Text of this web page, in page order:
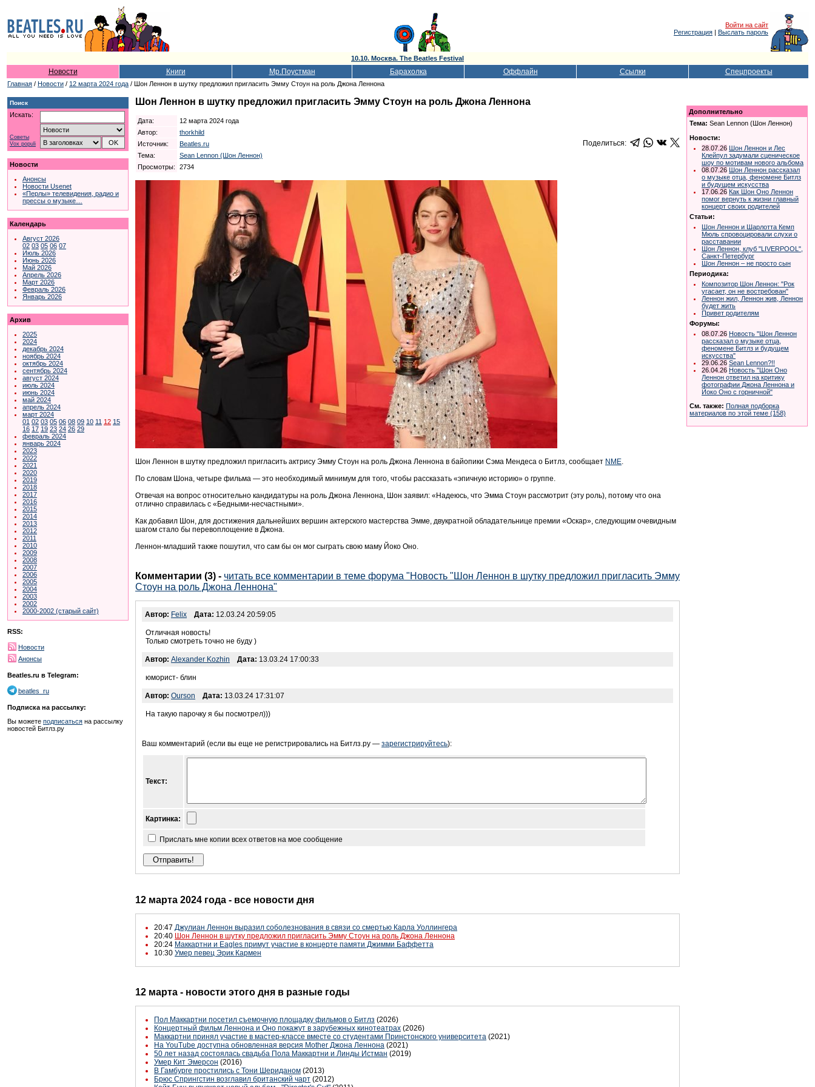
Войти на сайт
Регистрация | Выслать пароль
10.10. Москва. The Beatles Festival
Новости Книги Мр.Поустман Барахолка Оффлайн Ссылки Спецпроекты
Главная / Новости / 12 марта 2024 года / Шон Леннон в шутку предложил пригласить Эмму Стоун на роль Джона Леннона
Поиск
Искать:
Советы
Vox populi
Новости
Анонсы
Новости Usenet
«Перлы» телевидения, радио и
прессы о музыке…
Календарь
Август 2026
02 03 05 06 07
Июль 2026
Июнь 2026
Май 2026
Апрель 2026
Март 2026
Февраль 2026
Январь 2026
Архив
2025
2024
декабрь 2024
ноябрь 2024
октябрь 2024
сентябрь 2024
август 2024
июль 2024
июнь 2024
май 2024
апрель 2024
март 2024
01 02 03 05 06 08 09 10 11 12 15
16 17 19 23 24 26 29
февраль 2024
январь 2024
2023
2022
2021
2020
2019
2018
2017
2016
2015
2014
2013
2012
2011
2010
2009
2008
2007
2006
2005
2004
2003
2002
2000-2002 (старый сайт)
RSS:
Новости
Анонсы
Beatles.ru в Telegram:
beatles_ru
Подписка на рассылку:
Вы можете подписаться на рассылку
новостей Битлз.ру
Шон Леннон в шутку предложил пригласить Эмму Стоун на роль Джона Леннона
Дата:
12 марта 2024 года
Автор:
thorkhild
Источник:
Beatles.ru
Тема:
Sean Lennon (Шон Леннон)
Просмотры:
2734
Поделиться:
Шон Леннон в шутку предложил пригласить актрису Эмму Стоун на роль Джона Леннона в байопики Сэма Мендеса о Битлз, сообщает NME
По словам Шона, четыре фильма — это необходимый минимум для того, чтобы рассказать «эпичную историю» о группе.
Отвечая на вопрос относительно кандидатуры на роль Джона Леннона, Шон заявил: «Надеюсь, что Эмма Стоун рассмотрит (эту роль), потому что она
отлично справилась с «Бедными-несчастными».
Как добавил Шон, для достижения дальнейших вершин актерского мастерства Эмме, двукратной обладательнице премии «Оскар», следующим очевидным
шагом стало бы перевоплощение в Джона.
Леннон-младший также пошутил, что сам бы он мог сыграть свою маму Йоко Оно.
Комментарии (3) - читать все комментарии в теме форума "Новость "Шон Леннон в шутку предложил пригласить Эмму
Стоун на роль Джона Леннона"
Автор: Felix Дата: 12.03.24 20:59:05
Отличная новость!
Только смотреть точно не буду )
Автор: Alexander Kozhin Дата: 13.03.24 17:00:33
юморист- блин
Автор: Ourson Дата: 13.03.24 17:31:07
На такую парочку я бы посмотрел)))
Ваш комментарий (если вы еще не регистрировались на Битлз.ру — зарегистрируйтесь):
Текст:
Картинка:
Прислать мне копии всех ответов на мое сообщение
12 марта 2024 года - все новости дня
20:47 Джулиан Леннон выразил соболезнования в связи со смертью Карла Уоллингера
20:40 Шон Леннон в шутку предложил пригласить Эмму Стоун на роль Джона Леннона
20:24 Маккартни и Eagles примут участие в концерте памяти Джимми Баффетта
10:30 Умер певец Эрик Кармен
12 марта - новости этого дня в разные годы
Пол Маккартни посетил съемочную площадку фильмов о Битлз (2026)
Концертный фильм Леннона и Оно покажут в зарубежных кинотеатрах (2026)
Маккартни принял участие в мастер-классе вместе со студентами Принстонского университета (2021)
На YouTube доступна обновленная версия Mother Джона Леннона (2021)
50 лет назад состоялась свадьба Пола Маккартни и Линды Истман (2019)
Умер Кит Эмерсон (2016)
В Гамбурге простились с Тони Шериданом (2013)
Брюс Спрингстин возглавил британский чарт (2012)
Дополнительно
Тема: Sean Lennon (Шон Леннон)
Новости:
28.07.26 Шон Леннон и Лес
Клейпул задумали сценическое
шоу по мотивам нового альбома
08.07.26 Шон Леннон рассказал
о музыке отца, феномене Битлз
и будущем искусства
17.06.26 Как Шон Оно Леннон
помог вернуть к жизни главный
концерт своих родителей
Статьи:
Шон Леннон и Шарлотта Кемп
Мюль спровоцировали слухи о
расставании
Шон Леннон, клуб "LIVERPOOL",
Санкт-Петербург
Шон Леннон – не просто сын
Периодика:
Композитор Шон Леннон: "Рок
угасает, он не востребован"
Леннон жил, Леннон жив, Леннон
будет жить
Привет родителям
Форумы:
08.07.26 Новость "Шон Леннон
рассказал о музыке отца,
феномене Битлз и будущем
искусства"
29.06.26 Sean Lennon?!!
26.04.26 Новость "Шон Оно
Леннон ответил на критику
фотографии Джона Леннона и
Йоко Оно с горничной"
См. также: Полная подборка
материалов по этой теме (158)